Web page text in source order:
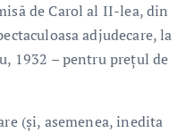
de Carol al II-lea, din
adjudecare, la
1932 – pentru prețul de
(și, asemenea, inedita